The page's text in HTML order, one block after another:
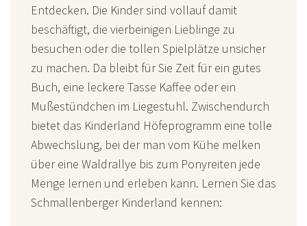
Entdecken. Die Kinder sind vollauf damit
beschäftigt, die vierbeinigen Lieblinge zu
besuchen oder die tollen Spielplätze unsicher
zu machen. Da bleibt für Sie Zeit für ein gutes
Buch, eine leckere Tasse Kaffee oder ein
Mußestündchen im Liegestuhl. Zwischendurch
bietet das Kinderland Höfeprogramm eine tolle
Abwechslung, bei der man vom Kühe melken
über eine Waldrallye bis zum Ponyreiten jede
Menge lernen und erleben kann. Lernen Sie das
Schmallenberger Kinderland kennen: